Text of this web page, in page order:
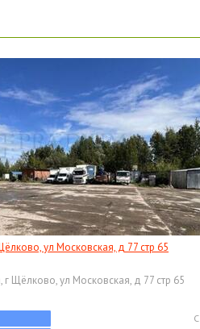
ул Московская, д 77 стр 65
Щёлково, ул Московская, д 77 стр 65
C